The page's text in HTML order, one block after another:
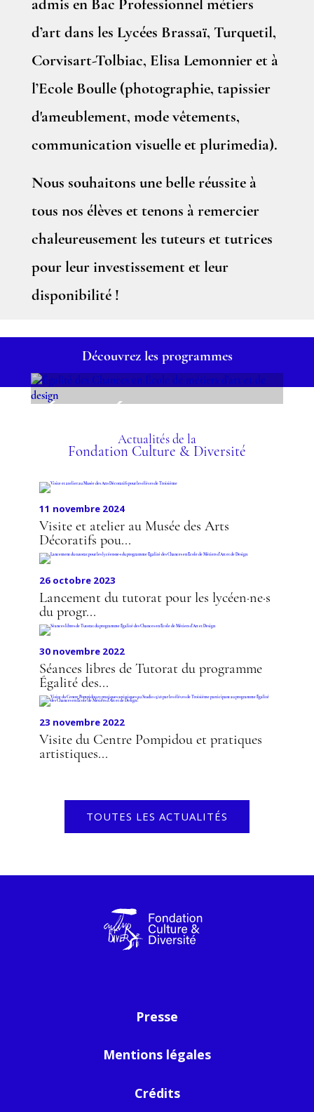
admis en Bac Professionnel métiers
d’art dans les Lycées Brassaï, Turquetil,
Corvisart-Tolbiac, Elisa Lemonnier et à
l’Ecole Boulle (photographie, tapissier
d'ameublement, mode vêtements,
communication visuelle et plurimedia).
Nous souhaitons une belle réussite à
tous nos élèves et tenons à remercier
chaleureusement les tuteurs et tutrices
pour leur investissement et leur
disponibilité !
Découvrez les programmes
ÉGALITÉ DES CHANCES
EN ÉCOLE DE MÉTIERS
D'ART ET DE DESIGN
Actualités de la
Fondation Culture & Diversité
11 novembre 2024
Visite et atelier au Musée des Arts
Décoratifs pou...
26 octobre 2023
Lancement du tutorat pour les lycéen·ne·s
du progr...
30 novembre 2022
Séances libres de Tutorat du programme
Égalité des...
23 novembre 2022
Visite du Centre Pompidou et pratiques
artistiques...
TOUTES LES ACTUALITÉS
Presse
Mentions légales
Crédits